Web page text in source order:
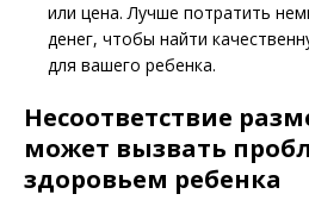
или цена. Лучше потратить
денег, чтобы найти
для вашего ребенка.
Несоответствие
может вызвать
здоровьем ребенка